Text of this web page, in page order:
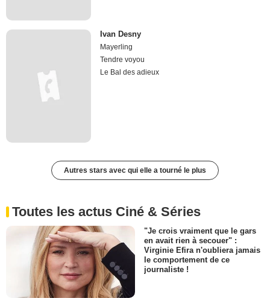
Ivan Desny
Mayerling
Tendre voyou
Le Bal des adieux
Autres stars avec qui elle a tourné le plus
Toutes les actus Ciné & Séries
"Je crois vraiment que le gars
en avait rien à secouer" :
Virginie Efira n'oubliera jamais
le comportement de ce
journaliste !